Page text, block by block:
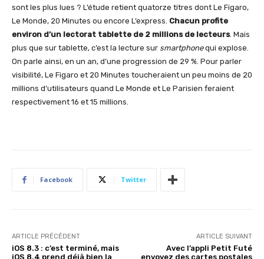
sont les plus lues ? L’étude retient quatorze titres dont Le Figaro,
Le Monde, 20 Minutes ou encore L’express. Chacun profite
environ d’un lectorat tablette de 2 millions de lecteurs. Mais
plus que sur tablette, c’est la lecture sur smartphonequi explose.
On parle ainsi, en un an, d’une progression de 29 %. Pour parler
visibilité, Le Figaro et 20 Minutes toucheraient un peu moins de 20
millions d’utilisateurs quand Le Monde et Le Parisien feraient
respectivement 16 et 15 millions.
Facebook Twitter
ARTICLE PRÉCÉDENT
iOS 8.3 : c’est terminé, mais
iOS 8.4 prend déjà bien la
ARTICLE SUIVANT
Avec l’appli Petit Futé
envoyez des cartes postales